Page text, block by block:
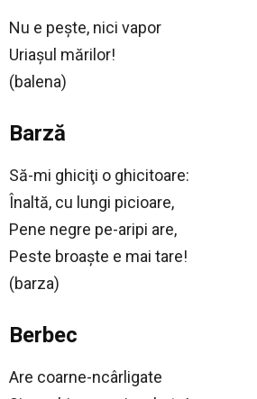
Nu e peşte, nici vapor
Uriaşul mărilor!
(balena)
Barză
Să-mi ghiciţi o ghicitoare:
Înaltă, cu lungi picioare,
Pene negre pe-aripi are,
Peste broaşte e mai tare!
(barza)
Berbec
Are coarne-ncârligate